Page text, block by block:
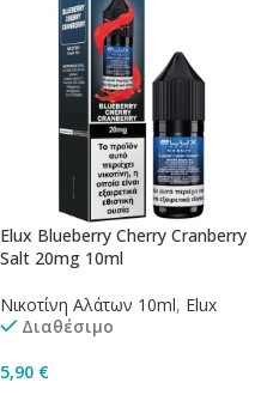
Elux Blueberry Cherry Cranberry
Salt 20mg 10ml
Νικοτίνη Αλάτων 10ml, Elux
Διαθέσιμο
5,90 €